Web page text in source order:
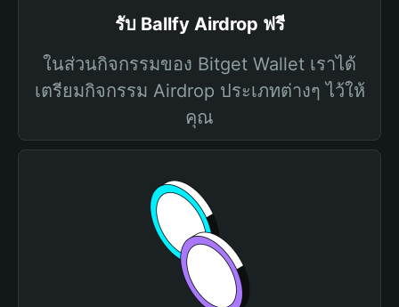
รับ Ballfy Airdrop ฟรี
ในส่วนกิจกรรมของ Bitget Wallet เราได้
เตรียมกิจกรรม Airdrop ประเภทต่างๆ ไว้ให้
คุณ